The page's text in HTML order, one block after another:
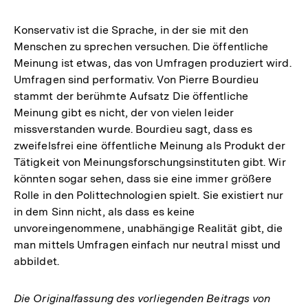
Konservativ ist die Sprache, in der sie mit den
Menschen zu sprechen versuchen. Die öffentliche
Meinung ist etwas, das von Umfragen produziert wird.
Umfragen sind performativ. Von Pierre Bourdieu
stammt der berühmte Aufsatz Die öffentliche
Meinung gibt es nicht, der von vielen leider
missverstanden wurde. Bourdieu sagt, dass es
zweifelsfrei eine öffentliche Meinung als Produkt der
Tätigkeit von Meinungsforschungsinstituten gibt. Wir
könnten sogar sehen, dass sie eine immer größere
Rolle in den Polittechnologien spielt. Sie existiert nur
in dem Sinn nicht, als dass es keine
unvoreingenommene, unabhängige Realität gibt, die
man mittels Umfragen einfach nur neutral misst und
abbildet.
Die Originalfassung des vorliegenden Beitrags von